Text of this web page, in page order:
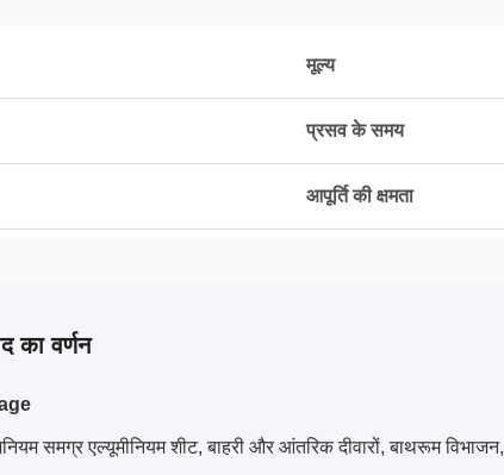
मूल्य
प्रसव के समय
आपूर्ति की क्षमता
का वर्णन
समग्र एल्यूमीनियम शीट, बाहरी और आंतरिक दीवारों, बाथरूम